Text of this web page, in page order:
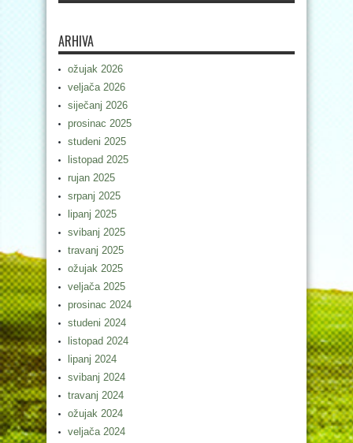
ARHIVA
ožujak 2026
veljača 2026
siječanj 2026
prosinac 2025
studeni 2025
listopad 2025
rujan 2025
srpanj 2025
lipanj 2025
svibanj 2025
travanj 2025
ožujak 2025
veljača 2025
prosinac 2024
studeni 2024
listopad 2024
lipanj 2024
svibanj 2024
travanj 2024
ožujak 2024
veljača 2024